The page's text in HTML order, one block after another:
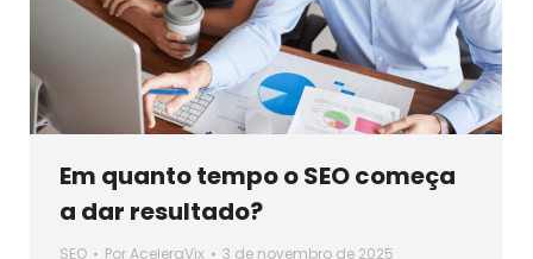
Em quanto tempo o SEO começa
a dar resultado?
SEO PorAceleraVix 3 de novembro de 2025